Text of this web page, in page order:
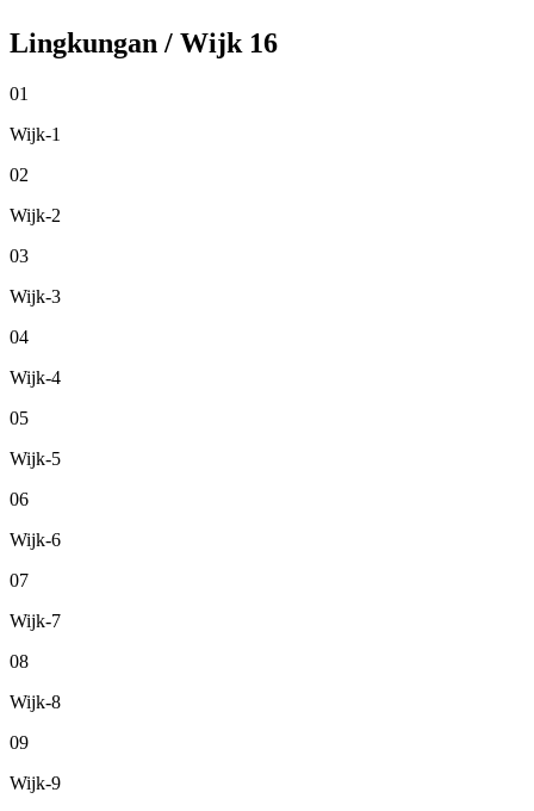
Lingkungan / Wijk 16
01
Wijk-1
02
Wijk-2
03
Wijk-3
04
Wijk-4
05
Wijk-5
06
Wijk-6
07
Wijk-7
08
Wijk-8
09
Wijk-9